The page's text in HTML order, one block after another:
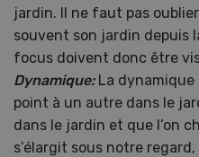
jardin. Il ne faut pas
souvent son jardin depuis
focus doivent donc être
Dynamique: La dynamique
point à un autre dans le
dans le jardin et que l’on
s’élargit sous notre